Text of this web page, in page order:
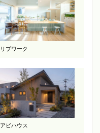
リブワーク
アビハウス